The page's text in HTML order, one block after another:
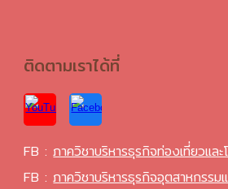
ติดตามเราได้ที่
FB :ภาควิชาบริหารธุรกิจท่องเที่ยวและ
FB :ภาควิชาบริหารธุรกิจอุตสาหกรรม